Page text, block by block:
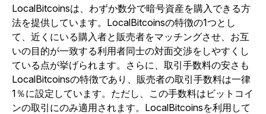
LocalBitcoinsは、わずか数分で暗号資産を購入できる方
法を提供しています。LocalBitcoinsの特徴の1つとし
て、近くにいる購入者と販売者をマッチングさせ、お互
いの目的が一致する利用者同士の対面交渉をしやすくし
ている点が挙げられます。さらに、取引手数料の安さも
LocalBitcoinsの特徴であり、販売者の取引手数料は一律
1％に設定しています。ただし、この手数料はビットコイ
ンの取引にのみ適用されます。LocalBitcoinsを利用して